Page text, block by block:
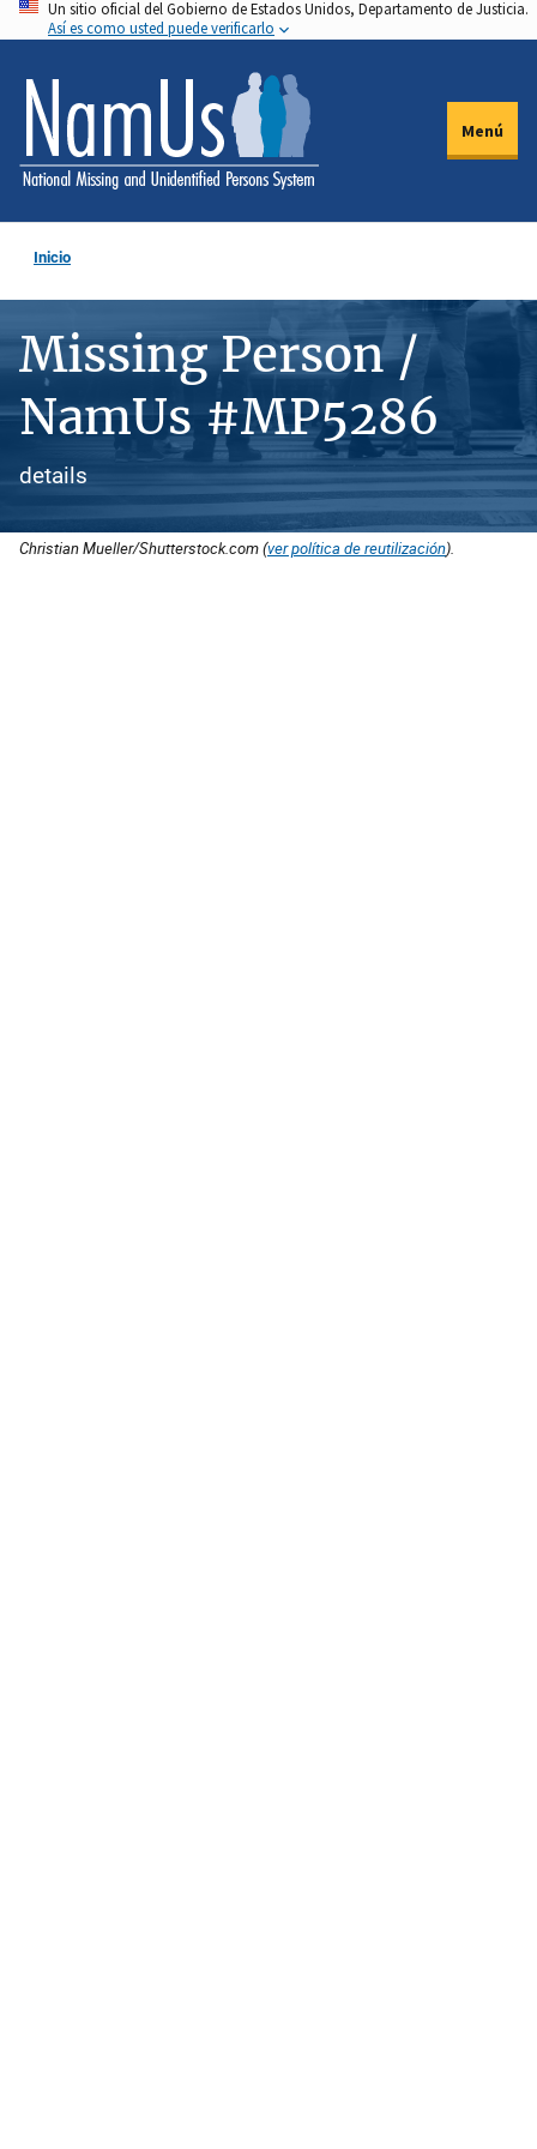
Pasar
al
contenido
principal
Un sitio oficial del Gobierno de Estados Unidos, Departamento de Justicia.
Así es como usted puede verificarlo
Menú
Inicio
Missing Person /
NamUs #MP5286
details
Christian Mueller/Shutterstock.com (ver política de reutilización).